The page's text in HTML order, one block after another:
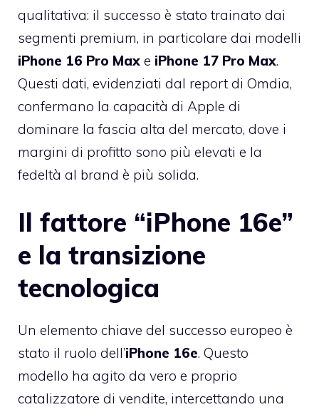
qualitativa: il successo è stato trainato dai
segmenti premium, in particolare dai modelli
iPhone 16 Pro Max e iPhone 17 Pro Max.
Questi dati, evidenziati dal report di Omdia,
confermano la capacità di Apple di
dominare la fascia alta del mercato, dove i
margini di profitto sono più elevati e la
fedeltà al brand è più solida.
Il fattore “iPhone 16e”
e la transizione
tecnologica
Un elemento chiave del successo europeo è
stato il ruolo dell’iPhone 16e. Questo
modello ha agito da vero e proprio
catalizzatore di vendite, intercettando una